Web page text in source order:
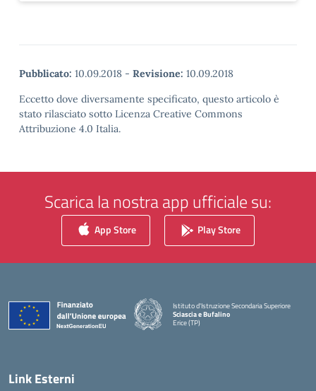
Pubblicato: 10.09.2018 - Revisione: 10.09.2018
Eccetto dove diversamente specificato, questo articolo è
stato rilasciato sotto Licenza Creative Commons
Attribuzione 4.0 Italia.
Scarica la nostra app ufficiale su:
App Store Play Store
Istituto d'Istruzione Secondaria Superiore
Sciascia e Bufalino
Erice (TP)
Link Esterni